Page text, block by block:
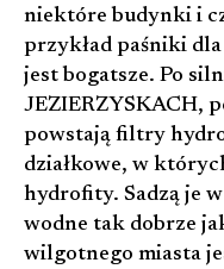
niektóre budynki i
przykład paśniki
jest bogatsze. Po
JEZIERZYSKACH,
powstają filtry
działkowe, w
hydrofity. Sadzą je
wodne tak dobrze
wilgotnego miasta